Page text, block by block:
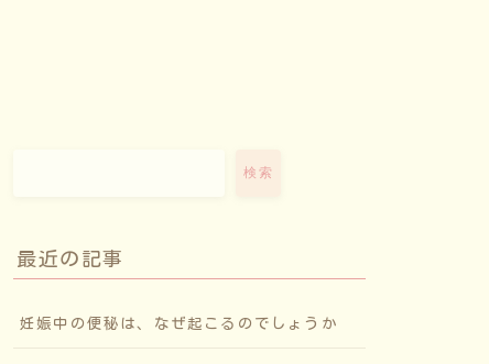
検索
最近の記事
妊娠中の便秘は、なぜ起こるのでしょうか